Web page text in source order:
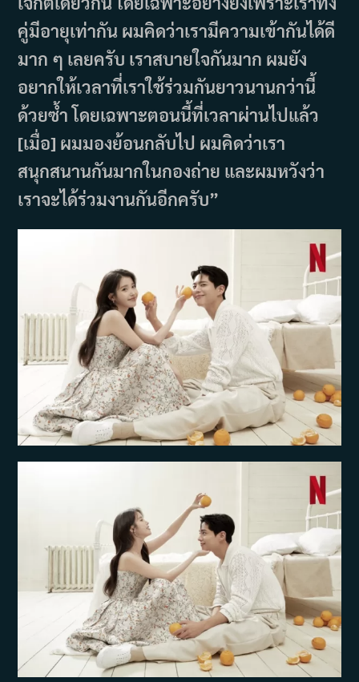
คู่มีอายุเท่ากัน ผมคิดว่าเรามีความเข้ากันได้ดี
มาก ๆ เลยครับ เราสบายใจกันมาก ผมยัง
อยากให้เวลาที่เราใช้ร่วมกันยาวนานกว่านี้
ด้วยซ้ำ โดยเฉพาะตอนนี้ที่เวลาผ่านไปแล้ว
[เมื่อ] ผมมองย้อนกลับไป ผมคิดว่าเรา
สนุกสนานกันมากในกองถ่าย และผมหวังว่า
เราจะได้ร่วมงานกันอีกครับ”